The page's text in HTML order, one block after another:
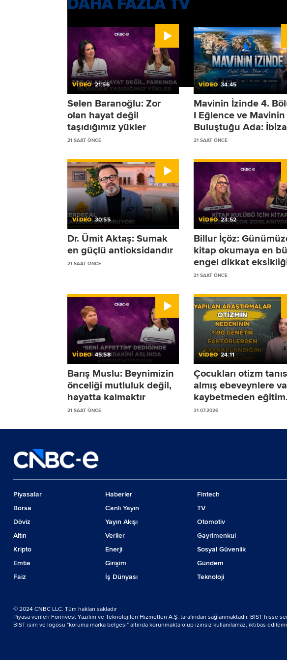
DAHA FAZLA TV
VİDEO 21:56
Selen Baranoğlu: Zor
olan hayat değil
taşıdığımız yükler
21 SAAT ÖNCE
VİDEO 34:45
Mavinin İzinde 4.
I Eğlence ve Mavinin
Buluştuğu Ada: İbiza
21 SAAT ÖNCE
VİDEO 30:55
Dr. Ümit Aktaş: Sumak
en güçlü antioksidandır
21 SAAT ÖNCE
VİDEO 23:52
Billur İçöz:
kitap okumaya en
engel dikkat
21 SAAT ÖNCE
VİDEO 45:58
Barış Muslu: Beynimizin
önceliği mutluluk değil,
hayatta kalmaktır
21 SAAT ÖNCE
VİDEO 24:11
Çocukları otizm
almış ebeveynlere
kaybetmeden eğitim
sürecine
31.07.2026
Piyasalar
Borsa
Döviz
Altın
Kripto
Emtia
Faiz
Haberler
Canlı Yayın
Yayın Akışı
Veriler
Enerji
Girişim
İş Dünyası
Fintech
TV
Otomotiv
Gayrimenkul
Sosyal Güvenlik
Gündem
Teknoloji
© 2024 CNBC LLC. Tüm hakları sakladır
Piyasa verileri Forinvest Yazılım ve Teknolojileri Hizmetleri A.Ş. tarafından sağlanmaktadır. BIST
BIST isim ve logosu "koruma marka belgesi" altında korunmakta olup izinsiz kullanılamaz, iktibas